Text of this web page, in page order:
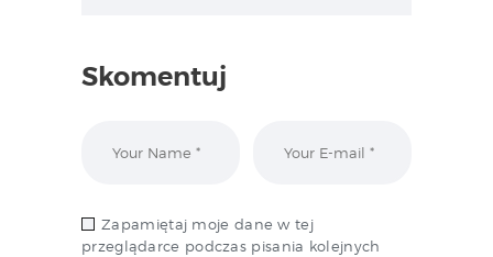
Skomentuj
Zapamiętaj moje dane w tej
przeglądarce podczas pisania kolejnych